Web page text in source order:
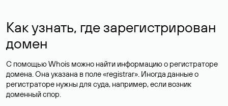
Как узнать, где зарегистрирован
домен
С помощью Whois можно найти информацию о регистраторе
домена. Она указана в поле «registrar». Иногда данные о
регистраторе нужны для суда, например, если возник
доменный спор.